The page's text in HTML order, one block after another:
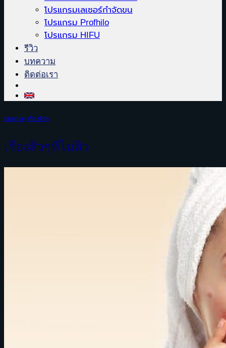
โปรแกรมเลเซอร์กำจัดขน
โปรแกรม Profhilo
โปรแกรม HIFU
รีวิว
บทความ
ติดต่อเรา
บทความ เรื่องสิวๆ
เรื่องสิวๆที่ไม่สิว